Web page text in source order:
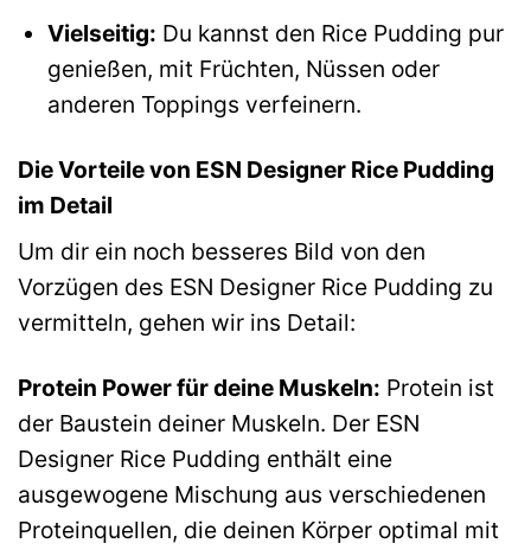
Vielseitig: Du kannst den Rice Pudding pur
genießen, mit Früchten, Nüssen oder
anderen Toppings verfeinern.
Die Vorteile von ESN Designer Rice Pudding
im Detail
Um dir ein noch besseres Bild von den
Vorzügen des ESN Designer Rice Pudding zu
vermitteln, gehen wir ins Detail:
Protein Power für deine Muskeln: Protein ist
der Baustein deiner Muskeln. Der ESN
Designer Rice Pudding enthält eine
ausgewogene Mischung aus verschiedenen
Proteinquellen, die deinen Körper optimal mit